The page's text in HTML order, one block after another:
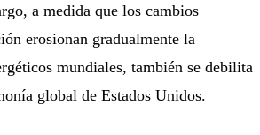
a medida que los cambios
erosionan gradualmente la
mundiales, también se debilita
global de Estados Unidos.